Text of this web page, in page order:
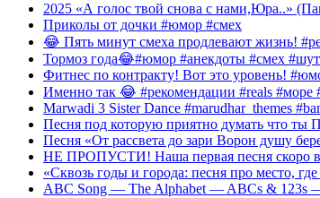
2025 «А голос твой снова с нами,Юра..»
Приколы от дочки #юмор #смех
😂 Пять минут смеха продлевают жизнь!
Тормоз года😂#юмор #анекдоты #смех
Фитнес по контракту! Вот это уровень!
Именно так 😂 #рекомендации #reals #море
Marwadi 3 Sister Dance #marudhar_themes
Песня под которую приятно думать что ты
Песня «От рассвета до зари Ворон душу
НЕ ПРОПУСТИ! Наша первая песня скоро
«Сквозь годы и города: песня про место,
ABC Song — The Alphabet — ABCs & 123s